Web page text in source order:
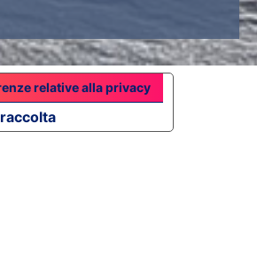
relative alla privacy